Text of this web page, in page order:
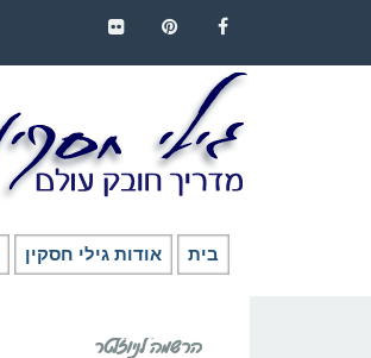
בית אודות גילי חסקין
הרשמה לניוזלטר